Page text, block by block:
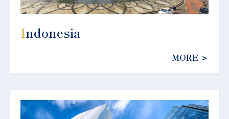
Indonesia
MORE ＞